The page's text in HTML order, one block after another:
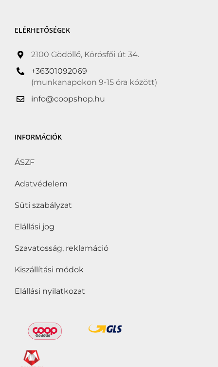
ELÉRHETŐSÉGEK
2100 Gödöllő, Körösfői út 34.
+36301092069
(munkanapokon 9-15 óra között)
info@coopshop.hu
INFORMÁCIÓK
ÁSZF
Adatvédelem
Süti szabályzat
Elállási jog
Szavatosság, reklamáció
Kiszállítási módok
Elállási nyilatkozat